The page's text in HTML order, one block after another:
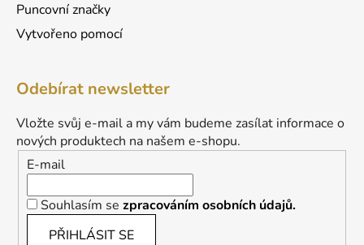
Puncovní značky
Vytvořeno pomocí
Odebírat newsletter
Vložte svůj e-mail a my vám budeme zasílat informace o
nových produktech na našem e-shopu.
E-mail
Souhlasím se zpracováním osobních údajů.
PŘIHLÁSIT SE